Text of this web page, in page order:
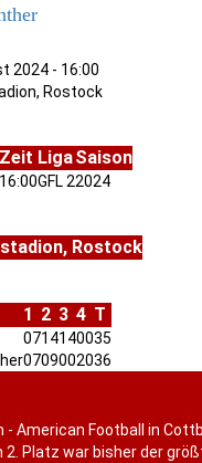
2024 - 16:00
Rostock
Zeit LigaSaison
16:00GFL 22024
Rostock
1 2 3 4 T
0714140035
0709002036
American Football in
Platz war bisher der